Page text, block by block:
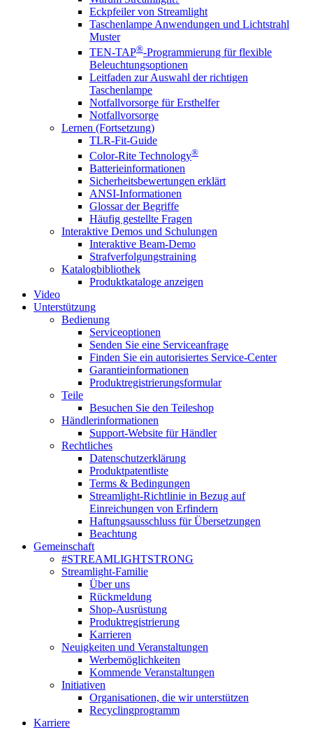
Eckpfeiler von Streamlight
Taschenlampe Anwendungen und Lichtstrahl
Muster
TEN-TAP®-Programmierung für flexible
Beleuchtungsoptionen
Leitfaden zur Auswahl der richtigen
Taschenlampe
Notfallvorsorge für Ersthelfer
Notfallvorsorge
Lernen (Fortsetzung)
TLR-Fit-Guide
Color-Rite Technology®
Batterieinformationen
Sicherheitsbewertungen erklärt
ANSI-Informationen
Glossar der Begriffe
Häufig gestellte Fragen
Interaktive Demos und Schulungen
Interaktive Beam-Demo
Strafverfolgungstraining
Katalogbibliothek
Produktkataloge anzeigen
Video
Unterstützung
Bedienung
Serviceoptionen
Senden Sie eine Serviceanfrage
Finden Sie ein autorisiertes Service-Center
Garantieinformationen
Produktregistrierungsformular
Teile
Besuchen Sie den Teileshop
Händlerinformationen
Support-Website für Händler
Rechtliches
Datenschutzerklärung
Produktpatentliste
Terms & Bedingungen
Streamlight-Richtlinie in Bezug auf
Einreichungen von Erfindern
Haftungsausschluss für Übersetzungen
Beachtung
Gemeinschaft
#STREAMLIGHTSTRONG
Streamlight-Familie
Über uns
Rückmeldung
Shop-Ausrüstung
Produktregistrierung
Karrieren
Neuigkeiten und Veranstaltungen
Werbemöglichkeiten
Kommende Veranstaltungen
Initiativen
Organisationen, die wir unterstützen
Recyclingprogramm
Karriere